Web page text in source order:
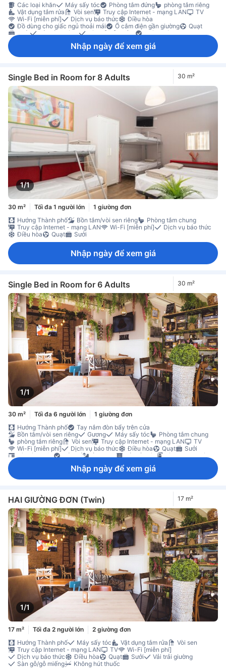
Các loại khăn
Máy sấy tóc Phòng tắm đứng
phòng tắm riêng
Vật dụng tắm rửa
Vòi sen Truy cập Internet - mạng LAN
TV
Wi-Fi [miễn phí]
Dịch vụ báo thức
Điều hòa
Đồ dùng cho giấc ngủ thoải mái
Ổ cắm điện gần giường
Quạt
Sưởi
Vải trải giường Sàn gỗ/gỗ miếng
Thùng rác
Nhập ngày để xem giá
Single Bed in Room for 8 Adults 30 m²
1/1
30 m² Tối đa 1 người lớn
1 giường đơn
Hướng Thành phố
Bồn tắm/vòi sen riêng
Phòng tắm chung
Truy cập Internet - mạng LAN
Wi-Fi [miễn phí]
Dịch vụ báo thức
Điều hòa
Quạt Sưởi
Nhập ngày để xem giá
Single Bed in Room for 6 Adults 30 m²
1/1
30 m² Tối đa 6 người lớn
1 giường đơn
Hướng Thành phố
Tay nắm đòn bẩy trên cửa
Bồn tắm/vòi sen riêng
Gương Máy sấy tóc
Phòng tắm chung
phòng tắm riêng
Vòi sen Truy cập Internet - mạng LAN
TV
Wi-Fi [miễn phí]
Dịch vụ báo thức Điều hòa Quạt
Sưởi
Bàn làm việc
Cửa sổ tầng cao Tủ quần áo
Bình chữa cháy
Nhập ngày để xem giá
HAI GIƯỜNG ĐƠN (Twin) 17 m²
1/1
17 m² Tối đa 2 người lớn
2 giường đơn
Hướng Thành phố
Máy sấy tóc Vật dụng tắm rửa
Vòi sen
Truy cập Internet - mạng LAN
TV
Wi-Fi [miễn phí]
Dịch vụ báo thức
Điều hòa Quạt Sưởi
Vải trải giường
Sàn gỗ/gỗ miếng
Không hút thuốc